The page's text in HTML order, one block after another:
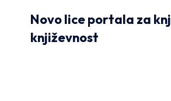
Novo lice portala za
književnost